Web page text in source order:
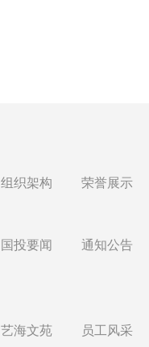
组织架构 荣誉展示
国投要闻
通知公告
艺海文苑 员工风采